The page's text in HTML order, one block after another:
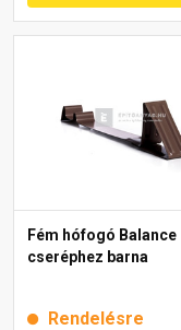
Fém hófogó Balance
cseréphez barna
Rendelésre